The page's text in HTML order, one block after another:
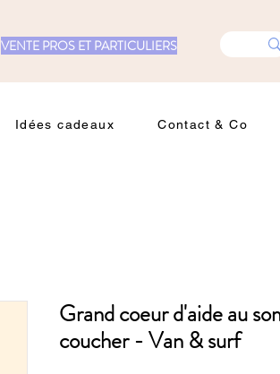
VENTE PROS ET PARTICULIERS
Idées cadeaux Contact & Co
Grand coeur d'aide au
coucher - Van & surf